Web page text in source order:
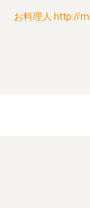
お料理人 http://